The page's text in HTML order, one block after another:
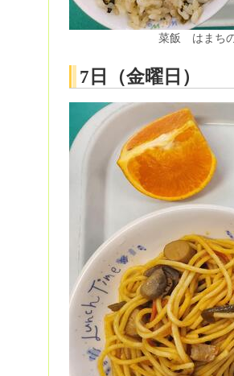
菜飯 はまち
7日（金曜日）